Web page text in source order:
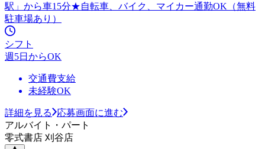
駅」から車15分★自転車、バイク、マイカー通勤OK（無料
駐車場あり）
シフト
週5日からOK
交通費支給
未経験OK
詳細を見る
応募画面に進む
アルバイト・パート
零式書店 刈谷店